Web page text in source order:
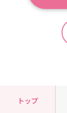
トップ